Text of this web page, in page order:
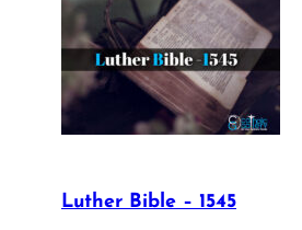
Luther Bible – 1545